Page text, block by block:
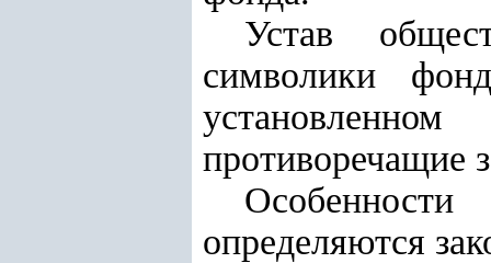
Устав
символики
противоречащие
определяются